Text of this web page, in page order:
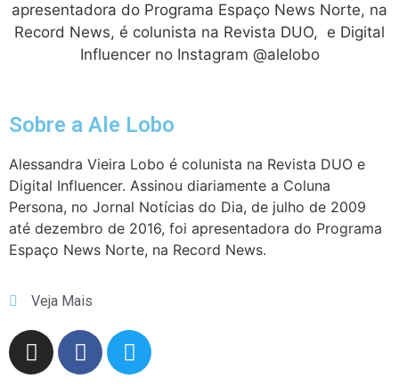
apresentadora do Programa Espaço News Norte, na
Record News, é colunista na Revista DUO, e Digital
Influencer no Instagram @alelobo
Sobre a Ale Lobo
Alessandra Vieira Lobo é colunista na Revista DUO e
Digital Influencer. Assinou diariamente a Coluna
Persona, no Jornal Notícias do Dia, de julho de 2009
até dezembro de 2016, foi apresentadora do Programa
Espaço News Norte, na Record News.
Veja Mais